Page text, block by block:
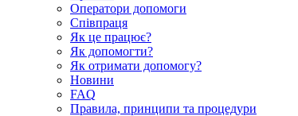
Оператори допомоги
Співпраця
Як це працює?
Як допомогти?
Як отримати допомогу?
Новини
FAQ
Правила, принципи та процедури